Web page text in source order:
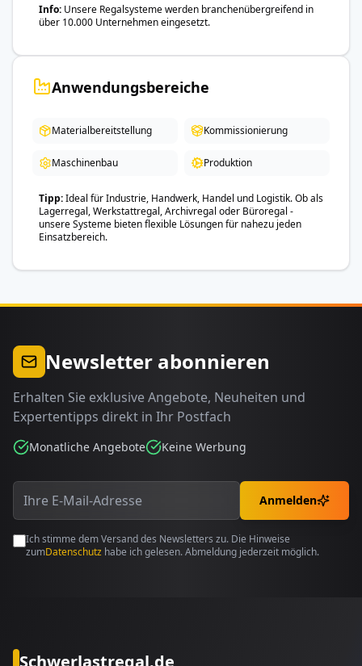
Info Unsere Regalsysteme werden branchenübergreifend in
über 10.000 Unternehmen eingesetzt.
Anwendungsbereiche
Materialbereitstellung Kommissionierung
Maschinenbau Produktion
Tipp Ideal für Industrie, Handwerk, Handel und Logistik. Ob als
Lagerregal, Werkstattregal, Archivregal oder Büroregal -
unsere Systeme bieten flexible Lösungen für nahezu jeden
Einsatzbereich.
Newsletter abonnieren
Erhalten Sie exklusive Angebote, Neuheiten und
Expertentipps direkt in Ihr Postfach
Monatliche Angebote Keine Werbung
Anmelden
Ich stimme dem Versand des Newsletters zu. Die Hinweise
zumDatenschutz habe ich gelesen. Abmeldung jederzeit möglich.
Schwerlastregal.de